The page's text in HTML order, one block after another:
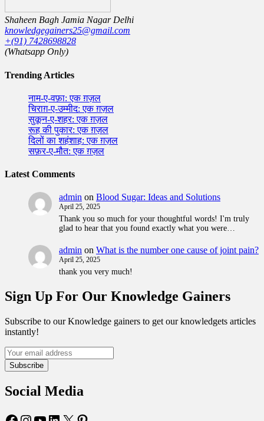
Shaheen Bagh Jamia Nagar Delhi
knowledgegainers25@gmail.com
+(91) 7428698828
(Whatsapp Only)
Trending Articles
नाम-ए-वफ़ा: एक ग़ज़ल
चिराग़-ए-उम्मीद: एक ग़ज़ल
सुकून-ए-शहर: एक ग़ज़ल
रूह की पुकार: एक ग़ज़ल
दिलों का शहंशाह: एक ग़ज़ल
सफ़र-ए-मौत: एक ग़ज़ल
Latest Comments
admin on Blood Sugar: Ideas and Solutions
April 25, 2025
Thank you so much for your thoughtful words! I'm truly
glad to hear that you found exactly what you were…
admin on What is the number one cause of joint pain?
April 25, 2025
thank you very much!
Sign Up For Our Knowledge Gainers
Subscribe to our Knowledge gainers to get our knowledgets articles
instantly!
Subscribe
Social Media